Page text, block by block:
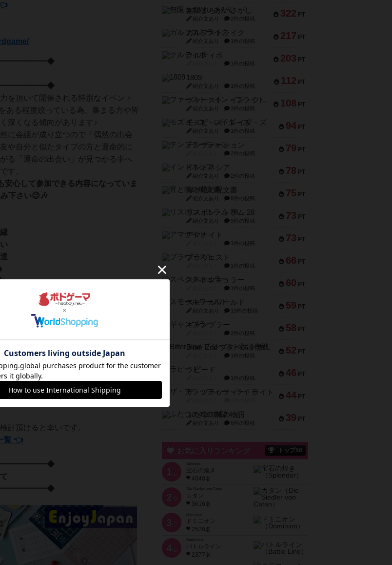
を頂いて開催される特別なイベント
ある程度絞っている為、集まる方や皆
深くなる傾向があります♪
に会話が成り立つので「偶然の出会
や自分と似たタイプの方と運命的に
る「運命の出会い」が見つかる事へ
す。
安心して参加できる内容になっていま
下さい😉🎶
い方や同じ共通点の方が参加します✨
との出会いで新しい扉を開きません
てご参加できない場合には、他にも
討頂けると幸いです。
覧 👈
322 PT
無限まちがいさがし
紹介文あり 2件の投稿
217 PT
ガルフストライク
紹介文あり 1件の投稿
203 PT
クルティボ
1件の投稿
112 PT
1809
紹介文あり 1件の投稿
108 PT
ファースト・イン・フライト
紹介文あり 3件の投稿
94 PT
モズビ－ズ・レイダ－ズ
紹介文あり 1件の投稿
79 PT
テンプテーション
2件の投稿
78 PT
インドネシア
紹介文あり 2件の投稿
75 PT
宵と暁の呪文書
紹介文あり 8件の投稿
73 PT
リスボン・トラム 28
紹介文あり 9件の投稿
73 PT
アマナイト
1件の投稿
66 PT
ブラヴェスト
1件の投稿
60 PT
スペクタキュラー
1件の投稿
59 PT
スモールワールド
紹介文あり 13件の投稿
58 PT
ギャンブラー
2件の投稿
52 PT
Bitter End ブタペスト救出作戦
1件の投稿
46 PT
ラピード
1件の投稿
44 PT
ザ・フラッフィー・ライト
39 PT
ふたつの城の物語
紹介文あり 6件の投稿
お気に入りランキング トップ50
1 位
宝石の煌き
4040名
2 位
Die Siedler von Catan
カタン
3616名
3 位
ドミニオン
2528名
4位
Battle Line
バトルライン
2377名